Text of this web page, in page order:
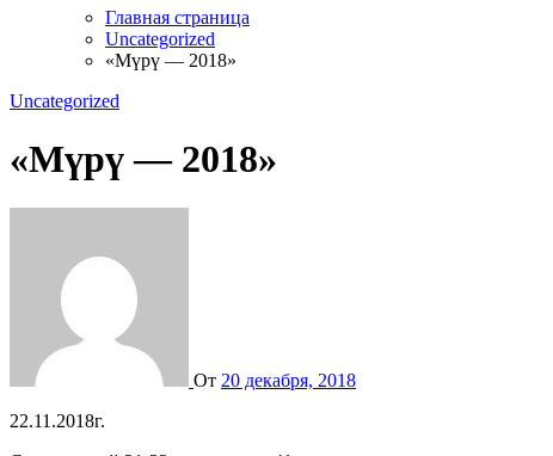
Главная страница
Uncategorized
«Мүрү — 2018»
Uncategorized
«Мүрү — 2018»
От 20 декабря, 2018
22.11.2018г.